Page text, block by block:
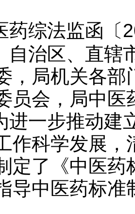
药综法监函〔
自治区、直辖
，局机关各部
员会，局中医
步推动建立
作科学发展，
定了《中医
导中医药标准